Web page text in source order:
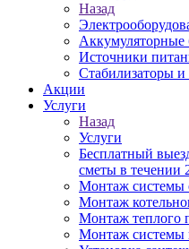
Назад
Аккумуляторные
Источники
Стабилизаторы и
Акции
Услуги
Назад
Услуги
Бесплатный
сметы в течении
Монтаж системы
Монтаж
Монтаж теплого
Монтаж системы